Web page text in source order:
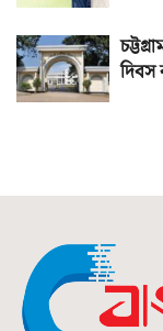
দিবস